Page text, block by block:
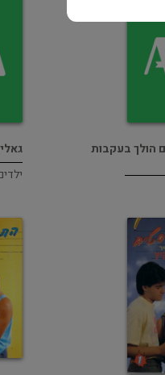
הולך בעקבות